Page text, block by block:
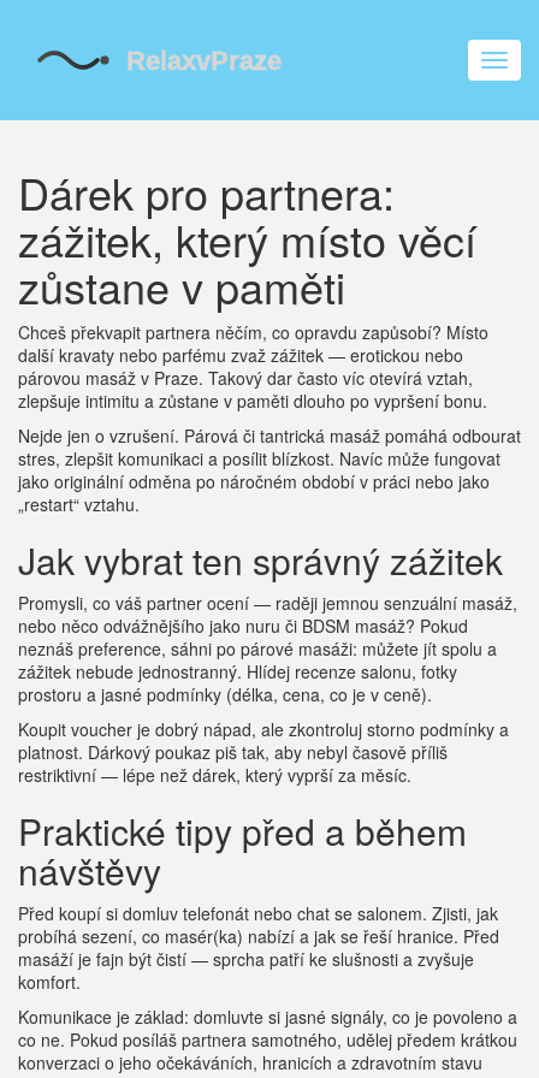
Dárek pro partnera:
zážitek, který místo věcí
zůstane v paměti
Chceš překvapit partnera něčím, co opravdu zapůsobí? Místo
další kravaty nebo parfému zvaž zážitek — erotickou nebo
párovou masáž v Praze. Takový dar často víc otevírá vztah,
zlepšuje intimitu a zůstane v paměti dlouho po vypršení bonu.
Nejde jen o vzrušení. Párová či tantrická masáž pomáhá odbourat
stres, zlepšit komunikaci a posílit blízkost. Navíc může fungovat
jako originální odměna po náročném období v práci nebo jako
„restart“ vztahu.
Jak vybrat ten správný zážitek
Promysli, co váš partner ocení — raději jemnou senzuální masáž,
nebo něco odvážnějšího jako nuru či BDSM masáž? Pokud
neznáš preference, sáhni po párové masáži: můžete jít spolu a
zážitek nebude jednostranný. Hlídej recenze salonu, fotky
prostoru a jasné podmínky (délka, cena, co je v ceně).
Koupit voucher je dobrý nápad, ale zkontroluj storno podmínky a
platnost. Dárkový poukaz piš tak, aby nebyl časově příliš
restriktivní — lépe než dárek, který vyprší za měsíc.
Praktické tipy před a během
návštěvy
Před koupí si domluv telefonát nebo chat se salonem. Zjisti, jak
probíhá sezení, co masér(ka) nabízí a jak se řeší hranice. Před
masáží je fajn být čistí — sprcha patří ke slušnosti a zvyšuje
komfort.
Komunikace je základ: domluvte si jasné signály, co je povoleno a
co ne. Pokud posíláš partnera samotného, udělej předem krátkou
konverzaci o jeho očekáváních, hranicích a zdravotním stavu